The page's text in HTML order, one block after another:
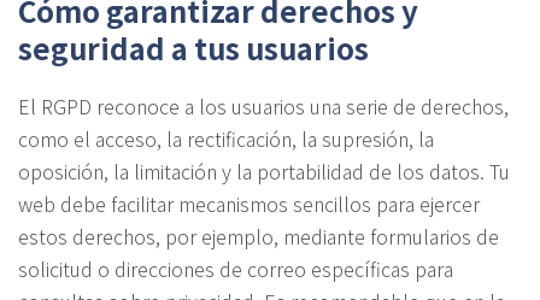
Cómo garantizar derechos y
seguridad a tus usuarios
El RGPD reconoce a los usuarios una serie de derechos,
como el acceso, la rectificación, la supresión, la
oposición, la limitación y la portabilidad de los datos. Tu
web debe facilitar mecanismos sencillos para ejercer
estos derechos, por ejemplo, mediante formularios de
solicitud o direcciones de correo específicas para